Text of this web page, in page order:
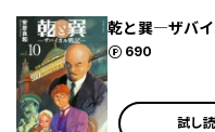
乾と巽―ザバイ
690
ポイント
試し